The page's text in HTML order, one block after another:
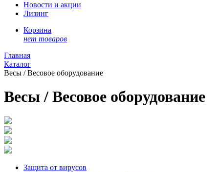
Новости и акции
Лизинг
Корзина
нет товаров
Главная
Каталог
Весы / Весовое оборудование
Весы / Весовое оборудование
Защита от вирусов